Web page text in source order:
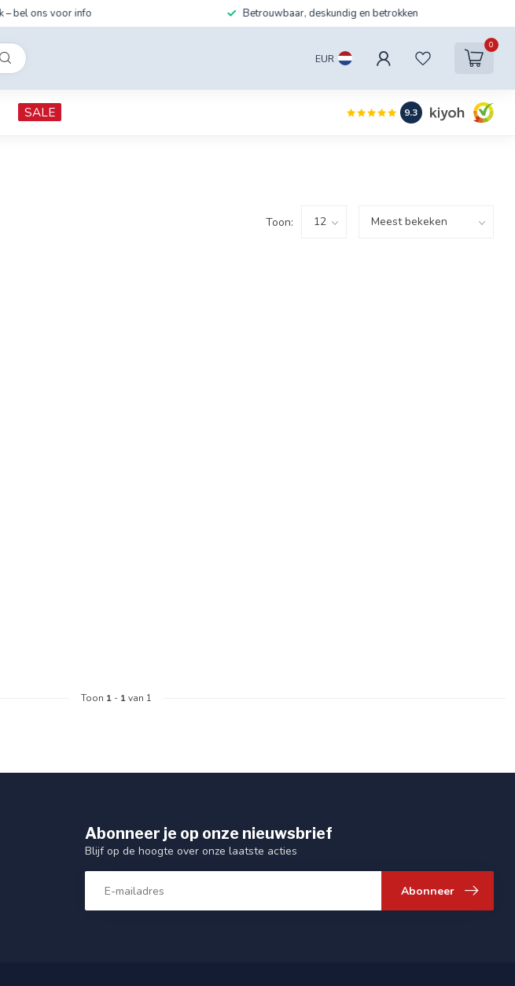
– bel ons voor info Betrouwbaar, deskundig en betrokken
EUR
0
SALE 9.3
Toon:
Toon 1 - 1van 1
Abonneer je op onze nieuwsbrief
Blijf op de hoogte over onze laatste acties
Abonneer